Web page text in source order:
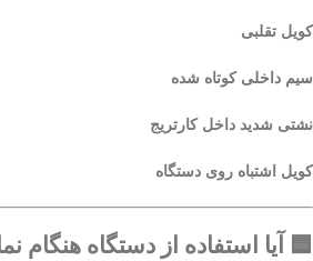
کویل تقلبی
سیم داخلی کوتاه شده
نشتی شدید داخل کارتریج
کویل اشتباه روی دستگاه